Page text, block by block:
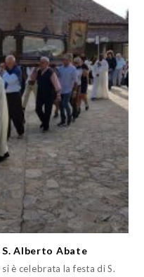
Alberto Abate
è celebrata la festa di S.